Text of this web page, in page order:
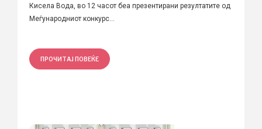
Кисела Вода, во 12 часот беа презентирани резултатите од
Меѓународниот конкурс...
ПРОЧИТАЈ ПОВЕЌЕ